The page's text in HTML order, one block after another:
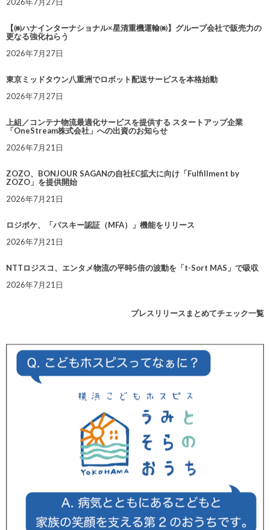
【㈱ハナインターナショナル×星清重機運輸㈱】グループ会社で販売力の
更なる強化ねらう
2026年7月27日
東京ミッドタウン八重洲でロボット配送サービスを本格始動
2026年7月27日
上組／コンテナ物流最適化サービスを提供する スタートアップ企業
「OneStream株式会社」への出資のお知らせ
2026年7月21日
ZOZO、BONJOUR SAGANの自社EC拡大に向け「Fulfillment by
ZOZO」を提供開始
2026年7月21日
ロジポケ、「パスキー認証（MFA）」機能をリリース
2026年7月21日
NTTロジスコ、エンタメ物流の平時5倍の波動を「t-Sort MAS」で吸収
2026年7月21日
プレスリリースまとめてチェック一覧